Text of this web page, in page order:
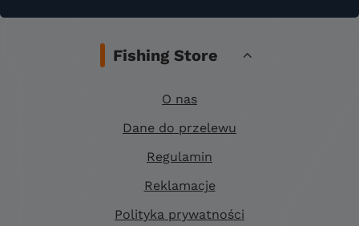
Fishing Store
O nas
Dane do przelewu
Regulamin
Reklamacje
Polityka prywatności